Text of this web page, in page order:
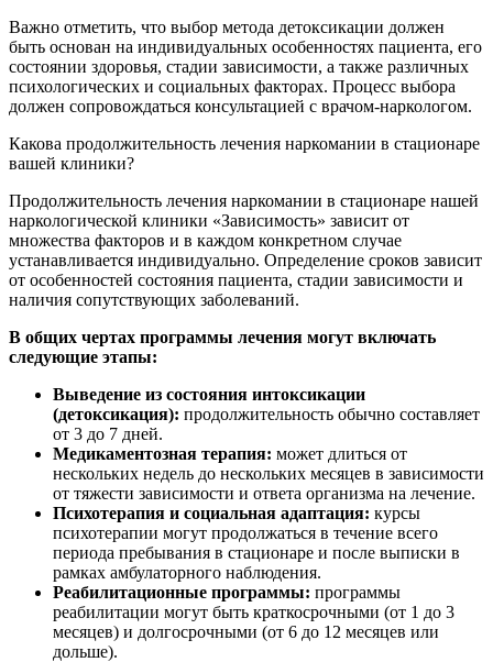
Важно отметить, что выбор метода детоксикации должен
быть основан на индивидуальных особенностях пациента, его
состоянии здоровья, стадии зависимости, а также различных
психологических и социальных факторах. Процесс выбора
должен сопровождаться консультацией с врачом-наркологом.
Какова продолжительность лечения наркомании в стационаре
вашей клиники?
Продолжительность лечения наркомании в стационаре нашей
наркологической клиники «Зависимость» зависит от
множества факторов и в каждом конкретном случае
устанавливается индивидуально. Определение сроков зависит
от особенностей состояния пациента, стадии зависимости и
наличия сопутствующих заболеваний.
В общих чертах программы лечения могут включать
следующие этапы:
Выведение из состояния интоксикации
(детоксикация): продолжительность обычно составляет
от 3 до 7 дней.
Медикаментозная терапия: может длиться от
нескольких недель до нескольких месяцев в зависимости
от тяжести зависимости и ответа организма на лечение.
Психотерапия и социальная адаптация: курсы
психотерапии могут продолжаться в течение всего
периода пребывания в стационаре и после выписки в
рамках амбулаторного наблюдения.
Реабилитационные программы: программы
реабилитации могут быть краткосрочными (от 1 до 3
месяцев) и долгосрочными (от 6 до 12 месяцев или
дольше).